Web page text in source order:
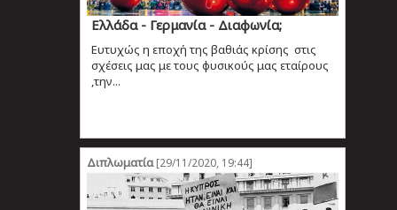
Ελλάδα - Γερμανία - Διαφωνία;
Ευτυχώς η εποχή της βαθιάς κρίσης στις
σχέσεις μας με τους φυσικούς μας εταίρους
,την...
Διπλωματία[29/11/2020, 19:44]